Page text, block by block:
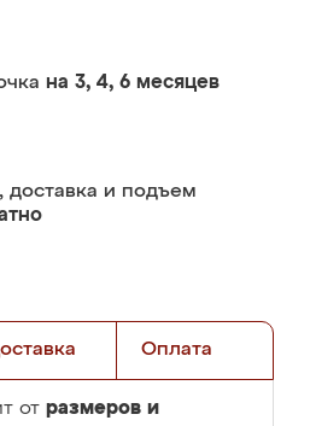
на 3, 4, 6 месяцев
доставка и подъем
Оплата
от размеров и